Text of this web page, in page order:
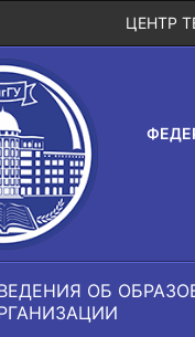
ЦЕНТР
ОБ